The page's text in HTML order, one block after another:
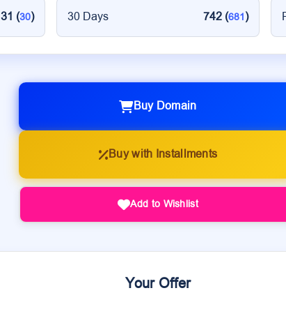
31 (30) 30 Days 742 (681)
Buy Domain
Buy with Installments
Add to Wishlist
Your Offer